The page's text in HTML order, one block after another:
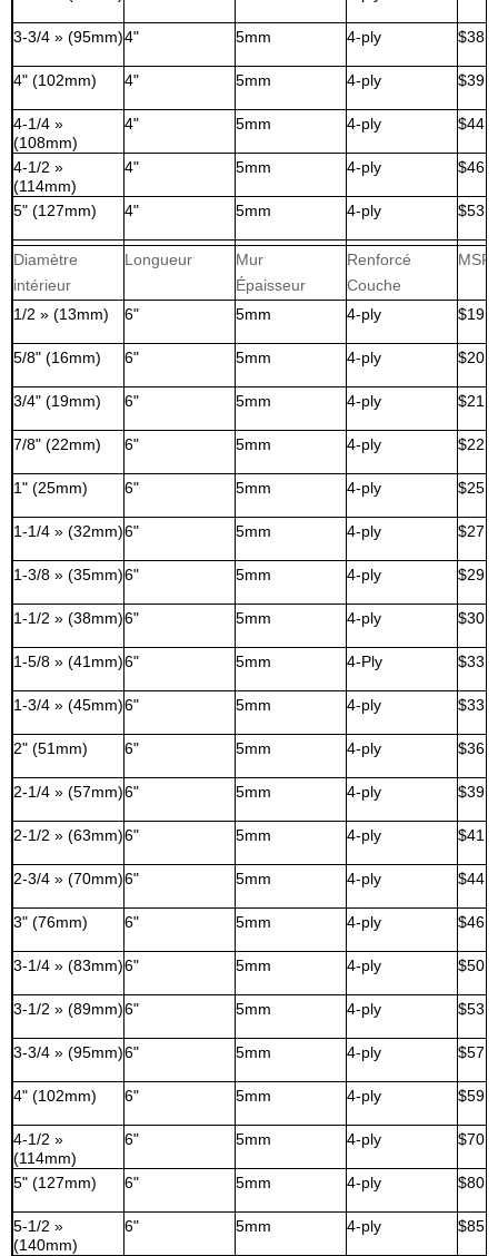
3-3/4 » (95mm)4" 5mm 4-ply
4" (102mm) 4" 5mm 4-ply
4-1/4 »
(108mm)
4" 5mm 4-ply
4-1/2 »
(114mm)
4" 5mm 4-ply
5" (127mm) 4" 5mm 4-ply
Diamètre
intérieur
Longueur
Mur
Épaisseur
Renforcé
Couche
1/2 » (13mm) 6" 5mm 4-ply
5/8" (16mm) 6" 5mm 4-ply
3/4" (19mm) 6" 5mm 4-ply
7/8" (22mm) 6" 5mm 4-ply
1" (25mm) 6" 5mm 4-ply
1-1/4 » (32mm)6" 5mm 4-ply
1-3/8 » (35mm)6" 5mm 4-ply
1-1/2 » (38mm)6" 5mm 4-ply
1-5/8 » (41mm)6" 5mm 4-Ply
1-3/4 » (45mm)6" 5mm 4-ply
2" (51mm) 6" 5mm 4-ply
2-1/4 » (57mm)6" 5mm 4-ply
2-1/2 » (63mm)6" 5mm 4-ply
2-3/4 » (70mm)6" 5mm 4-ply
3" (76mm) 6" 5mm 4-ply
3-1/4 » (83mm)6" 5mm 4-ply
3-1/2 » (89mm)6" 5mm 4-ply
3-3/4 » (95mm)6" 5mm 4-ply
4" (102mm) 6" 5mm 4-ply
4-1/2 »
(114mm)
6" 5mm 4-ply
5" (127mm) 6" 5mm 4-ply
5-1/2 »
(140mm)
6" 5mm 4-ply